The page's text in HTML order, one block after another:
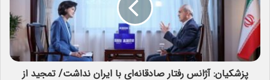
پزشکیان: آژانس رفتار صادقانه‌ای با ایران نداشت/ تمجید از